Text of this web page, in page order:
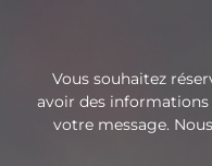
Vous souhaitez
avoir des informations
votre message.